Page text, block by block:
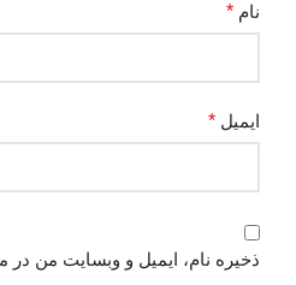
نام *
ایمیل *
ذخیره نام، ایمیل و وبسایت من در